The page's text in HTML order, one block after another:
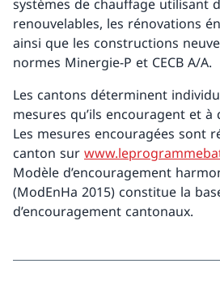
systèmes de chauffage utilisant
renouvelables, les rénovations
ainsi que les constructions
normes Minergie-P et CECB A/A.
Les cantons déterminent
mesures qu’ils encouragent et à
Les mesures encouragées sont
canton sur
Modèle d’encouragement
(ModEnHa 2015) constitue la
d’encouragement cantonaux.